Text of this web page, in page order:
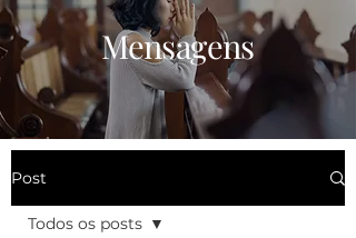
Mensagens
Post
Todos os posts